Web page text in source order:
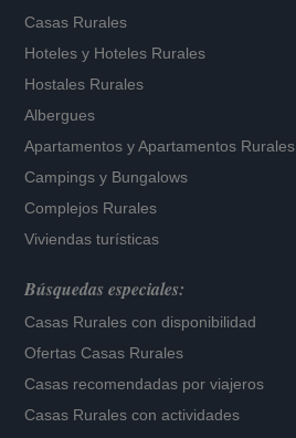
Casas Rurales
Hoteles y Hoteles Rurales
Hostales Rurales
Albergues
Apartamentos yApartamentos Rurales
Campings y Bungalows
Complejos Rurales
Viviendas turísticas
Búsquedas especiales:
Casas Rurales con disponibilidad
Ofertas Casas Rurales
Casas recomendadas por viajeros
Casas Rurales con actividades